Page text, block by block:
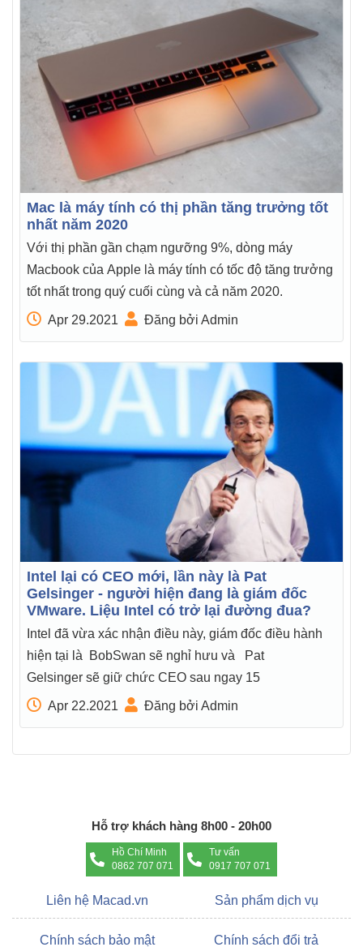
Mac là máy tính có thị phần tăng trưởng tốt
nhất năm 2020
Với thị phần gần chạm ngưỡng 9%, dòng máy
Macbook của Apple là máy tính có tốc độ tăng trưởng
tốt nhất trong quý cuối cùng và cả năm 2020.
Apr 29.2021 Đăng bởi Admin
Intel lại có CEO mới, lần này là Pat
Gelsinger - người hiện đang là giám đốc
VMware. Liệu Intel có trở lại đường đua?
Intel đã vừa xác nhận điều này, giám đốc điều hành
hiện tại là BobSwan sẽ nghỉ hưu và Pat
Gelsinger sẽ giữ chức CEO sau ngay 15
Apr 22.2021 Đăng bởi Admin
Hỗ trợ khách hàng 8h00 - 20h00
Hồ Chí Minh
0862 707 071
Tư vấn
0917 707 071
Liên hệ Macad.vn Sản phẩm dịch vụ
Chính sách bảo mật Chính sách đổi trả